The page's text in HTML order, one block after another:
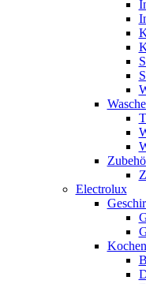
Electrolux
Kochen